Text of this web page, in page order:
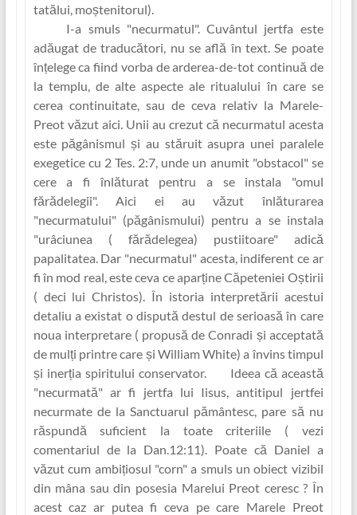
tatălui, moștenitorul).
I-a smuls "necurmatul". Cuvântul jertfa este
adăugat de traducători, nu se află în text. Se poate
înțelege ca fiind vorba de arderea-de-tot continuă de
la templu, de alte aspecte ale ritualului în care se
cerea continuitate, sau de ceva relativ la Marele-
Preot văzut aici. Unii au crezut că necurmatul acesta
este păgânismul și au stăruit asupra unei paralele
exegetice cu 2 Tes. 2:7, unde un anumit "obstacol" se
cere a fi înlăturat pentru a se instala "omul
fărădelegii". Aici ei au văzut înlăturarea
"necurmatului" (păgânismului) pentru a se instala
"urâciunea ( fărădelegea) pustiitoare" adică
papalitatea. Dar "necurmatul" acesta, indiferent ce ar
fi în mod real, este ceva ce apar‏ține Căpeteniei Oștirii
( deci lui Christos). În istoria interpretării acestui
detaliu a existat o dispută destul de serioasă în care
noua interpretare ( propusă de Conradi și acceptată
de mul‏ți printre care și William White) a învins timpul
și inerț‏ia spiritului conservator. Ideea că această
"necurmată" ar fi jertfa lui Iisus, antitipul jertfei
necurmate de la Sanctuarul pământesc, pare să nu
răspundă suficient la toate criteriile ( vezi
comentariul de la Dan.12:11). Poate că Daniel a
văzut cum ambiț‏iosul "corn" a smuls un obiect vizibil
din mâna sau din posesia Marelui Preot ceresc ? În
acest caz ar putea fi ceva pe care Marele Preot